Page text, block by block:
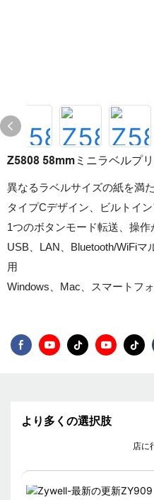
Z5808 58mmミニラベルプ
異なるラベルサイズの紙を満
タイプCデザイン、ビルトイ
1つのボタンモード転送、操作
USB、LAN、Bluetooth/WiFi
用
Windows、Mac、スマートフ
より多くの選択肢
店に